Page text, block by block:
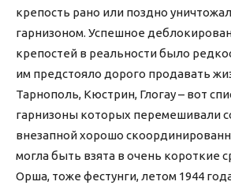
крепость рано или поздно
гарнизоном. Успешное
крепостей в реальности было
им предстояло дорого продавать
Тарнополь, Кюстрин, Глогау – вот
гарнизоны которых перемешивали
внезапной хорошо
могла быть взята в очень короткие
Орша, тоже фестунги, летом 1944